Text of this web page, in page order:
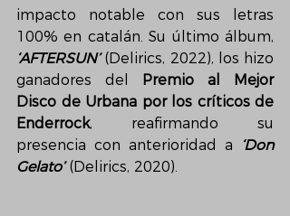
impacto notable con sus letras
‘AFTERSUN’ (Delirics, 2022), los hizo
ganadores del
Premio al Mejor
Disco de Urbana por los críticos de
Enderrock, reafirmando su
presencia con anterioridad a
‘Don
Gelato’ (Delirics, 2020).